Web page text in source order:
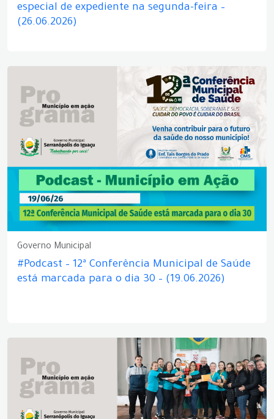
especial de expediente na segunda-feira –
(26.06.2026)
Governo Municipal
#Podcast – 12ª Conferência Municipal de Saúde
está marcada para o dia 30 – (19.06.2026)